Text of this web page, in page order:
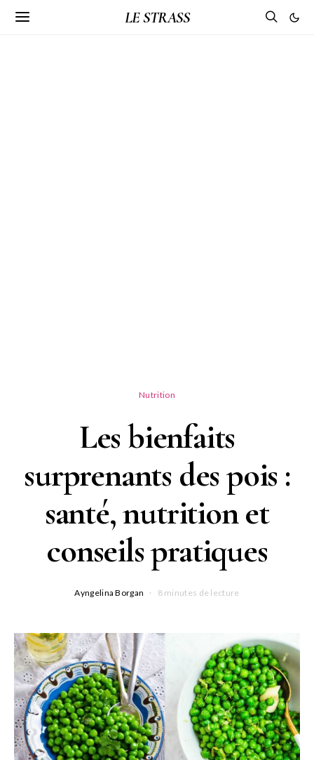
LE STRASS
Nutrition
Les bienfaits
surprenants des pois :
santé, nutrition et
conseils pratiques
Ayngelina Borgan 8 minutes de lecture